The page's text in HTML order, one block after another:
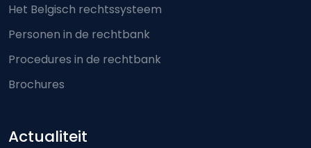
Het Belgisch rechtssysteem
Personen in de rechtbank
Procedures in de rechtbank
Brochures
Actualiteit